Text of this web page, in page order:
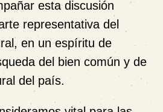
esta discusión
representativa del
en un espíritu de
del bien común y de
del país.